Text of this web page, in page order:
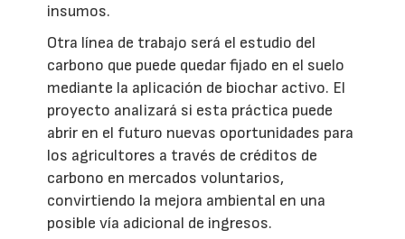
insumos.
Otra línea de trabajo será el estudio del
carbono que puede quedar fijado en el suelo
mediante la aplicación de biochar activo. El
proyecto analizará si esta práctica puede
abrir en el futuro nuevas oportunidades para
los agricultores a través de créditos de
carbono en mercados voluntarios,
convirtiendo la mejora ambiental en una
posible vía adicional de ingresos.